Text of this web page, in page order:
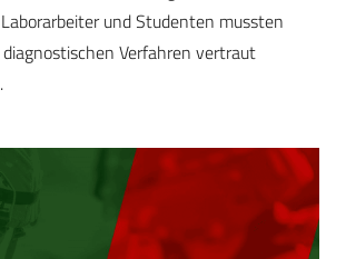
und Studenten mussten
Verfahren vertraut